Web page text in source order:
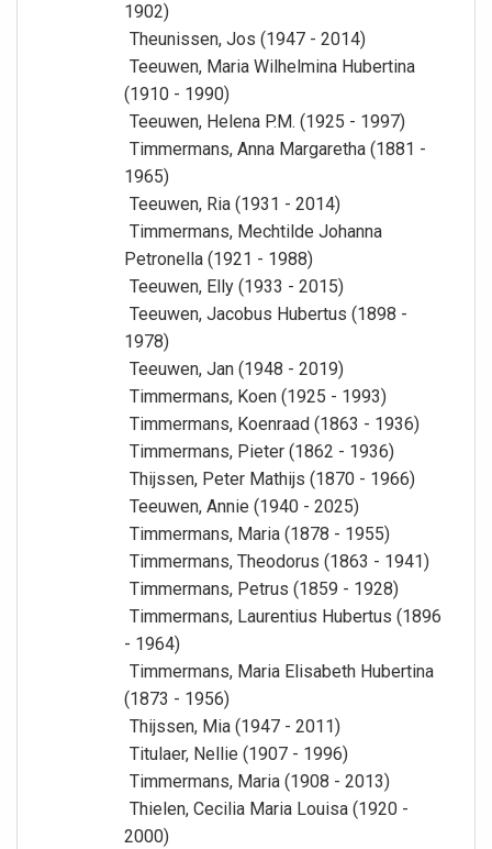
1902)
Theunissen, Jos (1947 - 2014)
Teeuwen, Maria Wilhelmina Hubertina
(1910 - 1990)
Teeuwen, Helena P.M. (1925 - 1997)
Timmermans, Anna Margaretha (1881 -
1965)
Teeuwen, Ria (1931 - 2014)
Timmermans, Mechtilde Johanna
Petronella (1921 - 1988)
Teeuwen, Elly (1933 - 2015)
Teeuwen, Jacobus Hubertus (1898 -
1978)
Teeuwen, Jan (1948 - 2019)
Timmermans, Koen (1925 - 1993)
Timmermans, Koenraad (1863 - 1936)
Timmermans, Pieter (1862 - 1936)
Thijssen, Peter Mathijs (1870 - 1966)
Teeuwen, Annie (1940 - 2025)
Timmermans, Maria (1878 - 1955)
Timmermans, Theodorus (1863 - 1941)
Timmermans, Petrus (1859 - 1928)
Timmermans, Laurentius Hubertus (1896
- 1964)
Timmermans, Maria Elisabeth Hubertina
(1873 - 1956)
Thijssen, Mia (1947 - 2011)
Titulaer, Nellie (1907 - 1996)
Timmermans, Maria (1908 - 2013)
Thielen, Cecilia Maria Louisa (1920 -
2000)